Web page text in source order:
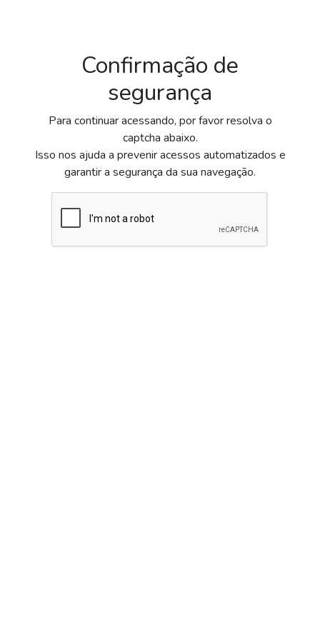
Confirmação de
segurança
Para continuar acessando, por favor resolva o
captcha abaixo.
Isso nos ajuda a prevenir acessos automatizados e
garantir a segurança da sua navegação.